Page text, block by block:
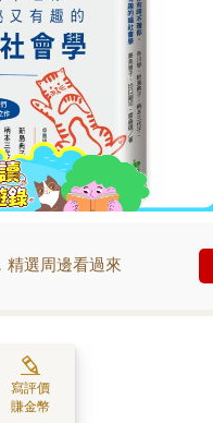
選周邊看過來
寫評價
賺金幣